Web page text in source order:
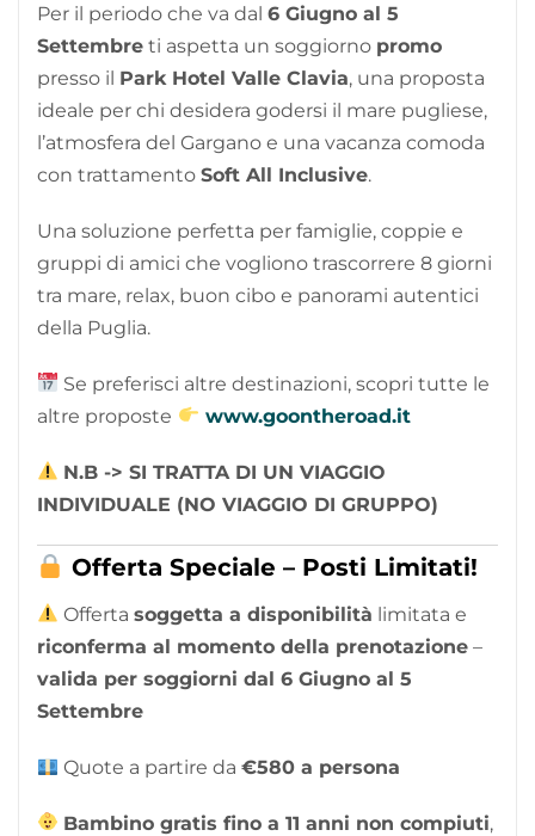
Per il periodo che va dal 6 Giugno al 5
Settembre ti aspetta un soggiorno promo
presso il Park Hotel Valle Clavia, una proposta
ideale per chi desidera godersi il mare pugliese,
l’atmosfera del Gargano e una vacanza comoda
con trattamento Soft All Inclusive.
Una soluzione perfetta per famiglie, coppie e
gruppi di amici che vogliono trascorrere 8 giorni
tra mare, relax, buon cibo e panorami autentici
della Puglia.
Se preferisci altre destinazioni, scopri tutte le
altre proposte
www.goontheroad.it
N.B -> SI TRATTA DI UN VIAGGIO
INDIVIDUALE (NO VIAGGIO DI GRUPPO)
Offerta Speciale – Posti Limitati!
Offertasoggetta a disponibilità limitata e
riconferma al momento della prenotazione –
valida per soggiorni dal 6 Giugno al 5
Settembre
Quote a partire da€580 a persona
Bambino gratis fino a 11 anni non compiuti,